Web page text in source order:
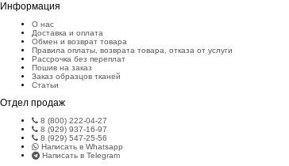
Информация
О нас
Доставка и оплата
Обмен и возврат товара
Правила оплаты, возврата товара, отказа от услуги
Рассрочка без переплат
Пошив на заказ
Заказ образцов тканей
Статьи
Отдел продаж
8 (800) 222-04-27
8 (929) 937-16-97
8 (929) 547-25-56
Написать в Whatsapp
Написать в Telegram